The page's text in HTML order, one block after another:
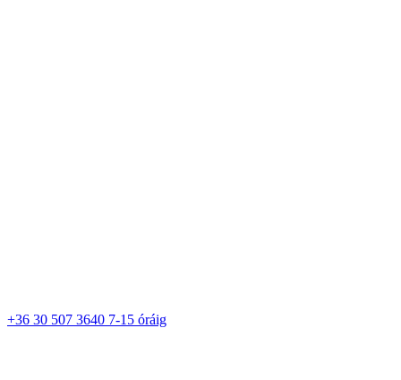
+36 30 507 3640 7-15 óráig